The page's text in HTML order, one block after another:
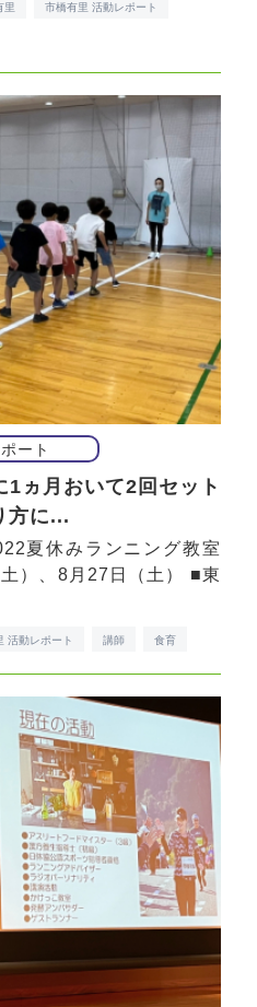
里 市橋有里 活動レポート
ート
ヵ月おいて2回セット
方に...
夏休みランニング教室
）、8月27日（土） ■東
活動レポート 講師 食育